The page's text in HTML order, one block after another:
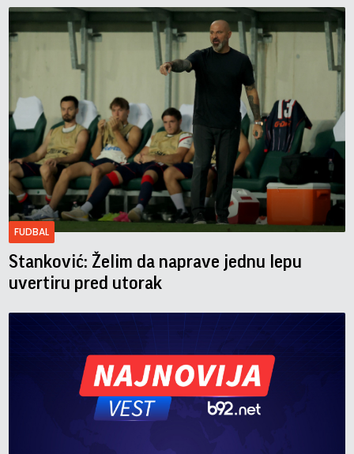
FUDBAL
Stanković: Želim da naprave jednu lepu
uvertiru pred utorak